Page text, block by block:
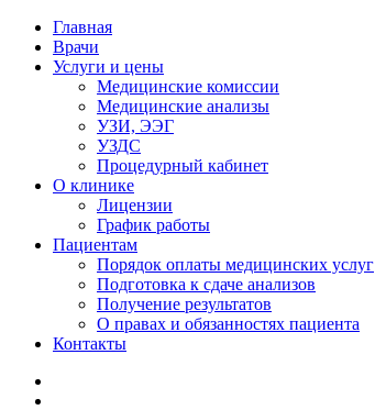
Главная
Врачи
Услуги и цены
Медицинские комиссии
Медицинские анализы
УЗИ, ЭЭГ
УЗДС
Процедурный кабинет
О клинике
Лицензии
График работы
Пациентам
Порядок оплаты медицинских услуг
Подготовка к сдаче анализов
Получение результатов
О правах и обязанностях пациента
Контакты